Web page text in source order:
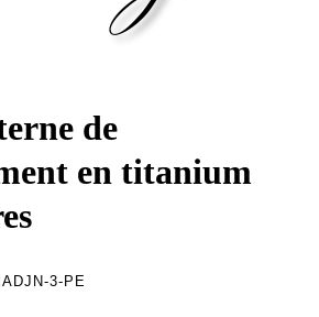
de
en titanium
3-PE